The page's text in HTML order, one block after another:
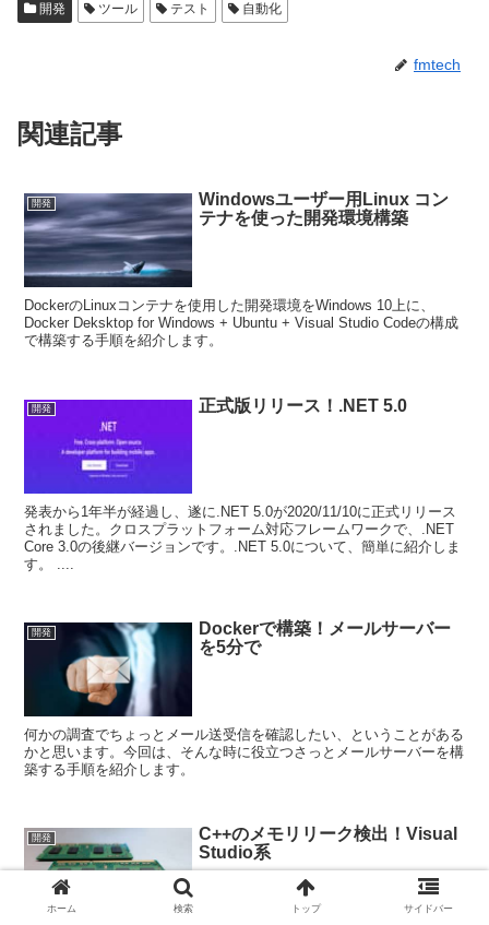
開発 ツール テスト 自動化
fmtech
関連記事
開発
Windowsユーザー用Linux コン
テナを使った開発環境構築
DockerのLinuxコンテナを使用した開発環境をWindows 10上に、
Docker Deksktop for Windows + Ubuntu + Visual Studio Codeの構成
で構築する手順を紹介します。
開発 正式版リリース！.NET 5.0
発表から1年半が経過し、遂に.NET 5.0が2020/11/10に正式リリース
されました。クロスプラットフォーム対応フレームワークで、.NET
Core 3.0の後継バージョンです。.NET 5.0について、簡単に紹介しま
す。 ....
開発
Dockerで構築！メールサーバー
を5分で
何かの調査でちょっとメール送受信を確認したい、ということがある
かと思います。今回は、そんな時に役立つさっとメールサーバーを構
築する手順を紹介します。
開発
C++のメモリリーク検出！Visual
Studio系
ホーム 検索 トップ サイドバー